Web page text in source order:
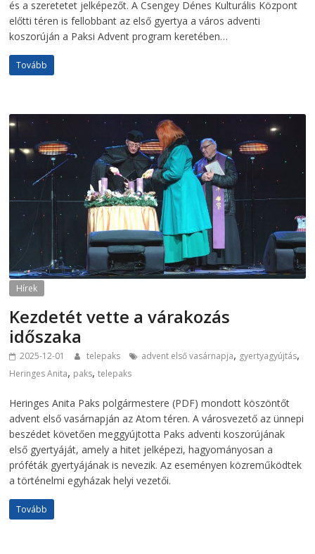
és a szeretetet jelképezőt. A Csengey Dénes Kulturális Központ
előtti téren is fellobbant az első gyertya a város adventi
koszorúján a Paksi Advent program keretében…
Tovább
Hírek
Kezdetét vette a várakozás
időszaka
2025-12-01 telepaks advent első vasárnapja, gyertyagyújtás,
Heringes Anita, paks,telepaks
Heringes Anita Paks polgármestere (PDF) mondott köszöntőt
advent első vasárnapján az Atom téren. A városvezető az ünnepi
beszédet követően meggyújtotta Paks adventi koszorújának
első gyertyáját, amely a hitet jelképezi, hagyományosan a
próféták gyertyájának is nevezik. Az eseményen közreműködtek
a történelmi egyházak helyi vezetői.
Tovább